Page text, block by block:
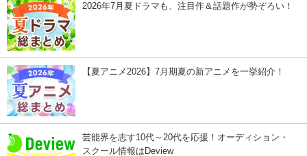
2026年7月夏ドラマも、注目作＆話題作が勢ぞろい！
【夏アニメ2026】7月期夏の新アニメを一挙紹介！
芸能界を志す10代～20代を応援！オーディション・
スクール情報はDeview